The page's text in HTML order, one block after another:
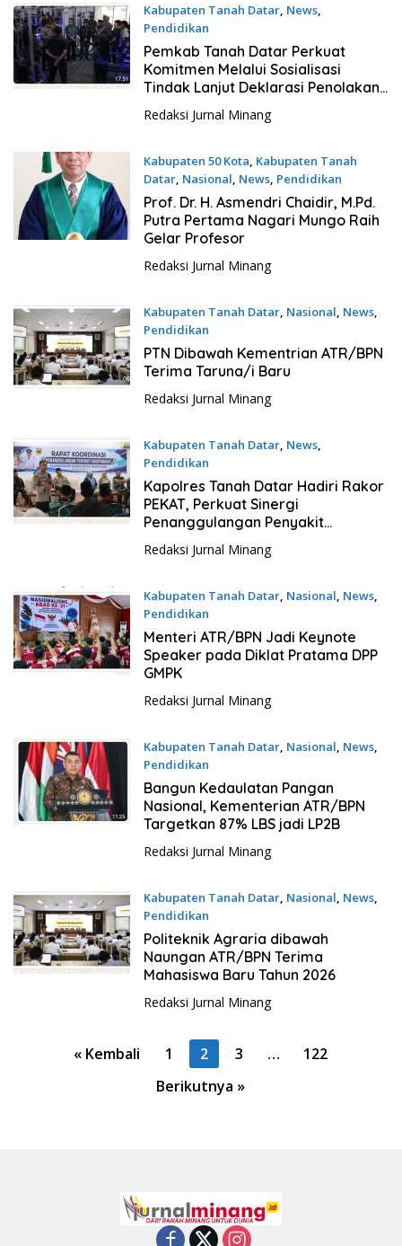
Kabupaten Tanah Datar, News,
Pendidikan
11 Juli 2026
Pemkab Tanah Datar Perkuat
Komitmen Melalui Sosialisasi
Tindak Lanjut Deklarasi Penolakan
Redaksi Jurnal Minang
Kabupaten 50 Kota Kabupaten Tanah
Datar, Nasional News, Pendidikan
10 Juli 2026
Prof. Dr. H. Asmendri Chaidir, M.Pd.
Putra Pertama Nagari Mungo Raih
Gelar Profesor
Redaksi Jurnal Minang
Kabupaten Tanah Datar, Nasional News,
Pendidikan
8 Juli 2026
PTN Dibawah Kementrian ATR/BPN
Terima Taruna/i Baru
Redaksi Jurnal Minang
Kabupaten Tanah Datar, News,
Pendidikan
3 Juli 2026
Kapolres Tanah Datar Hadiri Rakor
PEKAT, Perkuat Sinergi
Penanggulangan Penyakit
Redaksi Jurnal Minang
Kabupaten Tanah Datar, Nasional News,
Pendidikan
3 Juli 2026
Menteri ATR/BPN Jadi Keynote
Speaker pada Diklat Pratama DPP
GMPK
Redaksi Jurnal Minang
Kabupaten Tanah Datar, Nasional News,
Pendidikan
3 Juli 2026
Bangun Kedaulatan Pangan
Nasional, Kementerian ATR/BPN
Targetkan 87% LBS jadi LP2B
Redaksi Jurnal Minang
Kabupaten Tanah Datar, Nasional News,
Pendidikan
3 Juli 2026
Politeknik Agraria dibawah
Naungan ATR/BPN Terima
Mahasiswa Baru Tahun 2026
Redaksi Jurnal Minang
« Kembali 1 2 3 …
122
Berikutnya »